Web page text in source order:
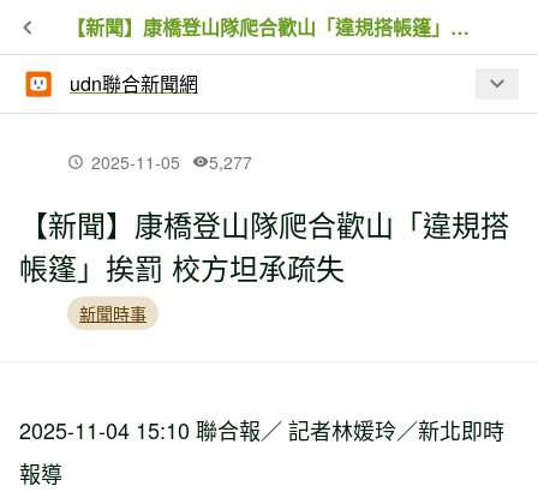
【新聞】康橋登山隊爬合歡山「違規搭帳篷」挨罰 校方坦承疏失
udn聯合新聞網
最新文章
陽明山大批水牛死亡 陽管處抗罰7.5萬敗
訴確定
2025-11-05 5,277
【新聞】康橋登山隊爬合歡山「違規搭
帳篷」挨罰 校方坦承疏失
新聞時事
2025-11-04 15:10 聯合報／ 記者林媛玲／新北即時
報導